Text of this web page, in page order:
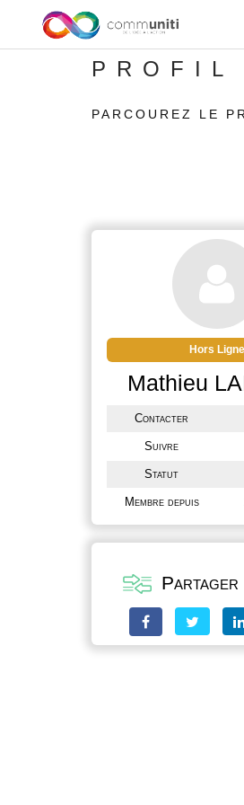
PROFIL
PARCOUREZ LE
Hors Ligne
Mathieu
Contacter
Suivre
Statut
Membre depuis